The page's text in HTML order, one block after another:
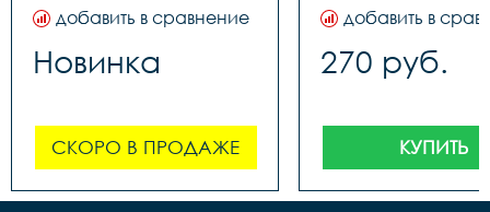
добавить в сравнение
Новинка
СКОРО В ПРОДАЖЕ
добавить в
270 руб.
КУПИТЬ